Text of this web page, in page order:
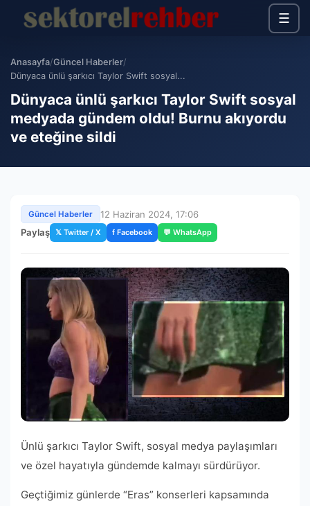
☰
Anasayfa/Güncel Haberler/
Dünyaca ünlü şarkıcı Taylor Swift sosyal...
Dünyaca ünlü şarkıcı Taylor Swift sosyal
medyada gündem oldu! Burnu akıyordu
ve eteğine sildi
Güncel Haberler
12 Haziran 2024, 17:06
Paylaş 𝕏 Twitter / X f Facebook 💬 WhatsApp
Ünlü şarkıcı Taylor Swift, sosyal medya paylaşımları
ve özel hayatıyla gündemde kalmayı sürdürüyor.
Geçtiğimiz günlerde “Eras” konserleri kapsamında